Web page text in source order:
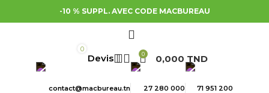
-10 % SUPPL. AVEC CODE MACBUREAU
0
0 0,000 TND
contact@macbureau.tn 27 280 000 71 951 200